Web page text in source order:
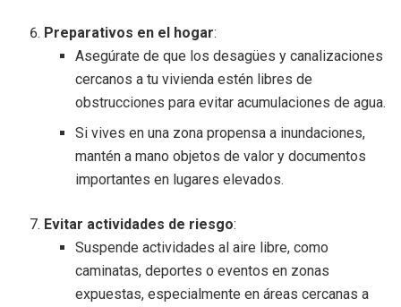
Preparativos en el hogar:
Asegúrate de que los desagües y canalizaciones
cercanos a tu vivienda estén libres de
obstrucciones para evitar acumulaciones de agua.
Si vives en una zona propensa a inundaciones,
mantén a mano objetos de valor y documentos
importantes en lugares elevados.
Evitar actividades de riesgo:
Suspende actividades al aire libre, como
caminatas, deportes o eventos en zonas
expuestas, especialmente en áreas cercanas a